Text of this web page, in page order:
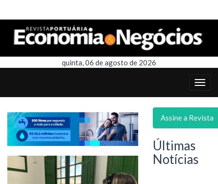
quinta, 06 de agosto de 2026
Assine a Revista
Últimas
Notícias